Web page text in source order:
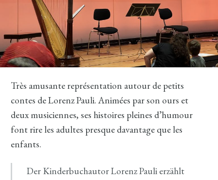
Très amusante représentation autour de petits
contes de Lorenz Pauli. Animées par son ours et
deux musiciennes, ses histoires pleines d’humour
font rire les adultes presque davantage que les
enfants.
Der Kinderbuchautor Lorenz Pauli erzählt